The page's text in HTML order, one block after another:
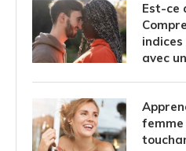
Est-ce
avec